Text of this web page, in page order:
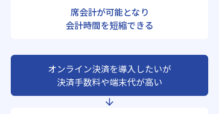
席会計が可能となり
会計時間を短縮できる
オンライン決済を導入したいが
決済手数料や端末代が高い